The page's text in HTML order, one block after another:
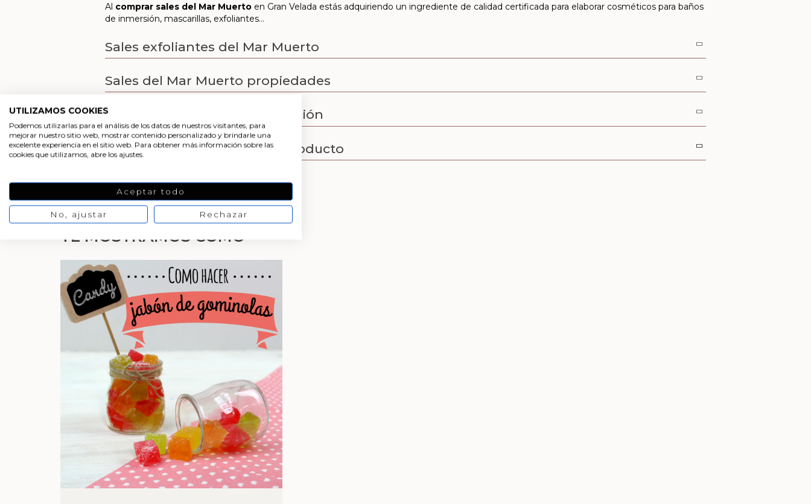
Al comprar sales del Mar Muerto en Gran Velada estás adquiriendo un ingrediente de calidad certificada para elaborar cosméticos para baños
de inmersión, mascarillas, exfoliantes…
Sales exfoliantes del Mar Muerto
Sales del Mar Muerto propiedades
Descarga aquí la documentación
Descarga las etiquetas del producto
TE MOSTRAMOS CÓMO
UTILIZAMOS COOKIES
Podemos utilizarlas para el análisis de los datos de nuestros visitantes, para
mejorar nuestro sitio web, mostrar contenido personalizado y brindarle una
excelente experiencia en el sitio web. Para obtener más información sobre las
cookies que utilizamos, abre los ajustes.
Aceptar todo
No, ajustar Rechazar